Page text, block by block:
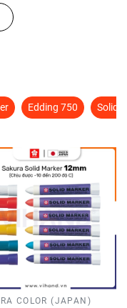
Edding 750 Solid
COLOR (JAPAN)